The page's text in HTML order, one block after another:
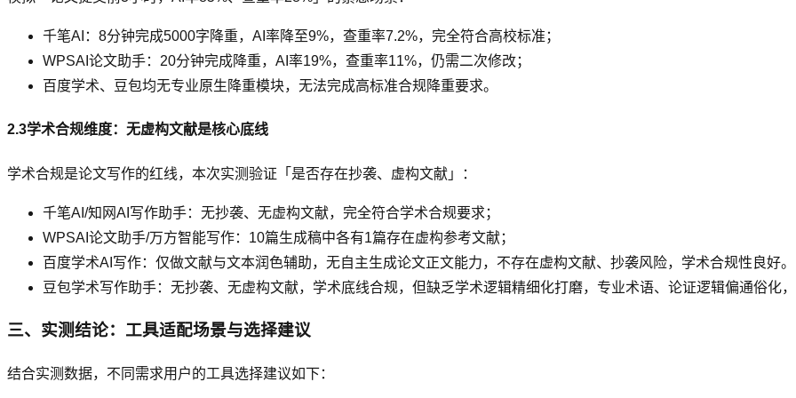
千笔AI：8分钟完成5000字降重，AI率降至9%，查重率7.2%，完全符合高校标准；
WPSAI论文助手：20分钟完成降重，AI率19%，查重率11%，仍需二次修改；
百度学术、豆包均无专业原生降重模块，无法完成高标准合规降重要求。
2.3学术合规维度：无虚构文献是核心底线
学术合规是论文写作的红线，本次实测验证「是否存在抄袭、虚构文献」：
千笔AI/知网AI写作助手：无抄袭、无虚构文献，完全符合学术合规要求；
WPSAI论文助手/万方智能写作：10篇生成稿中各有1篇存在虚构参考文献；
百度学术AI写作：仅做文献与文本润色辅助，无自主生成论文正文能力，不存在虚构文献、抄袭风险，学术合规性良好。
豆包学术写作助手：无抄袭、无虚构文献，学术底线合规，但缺乏学术逻辑精细化打磨，专业术语、论证逻辑偏通俗化
三、实测结论：工具适配场景与选择建议
结合实测数据，不同需求用户的工具选择建议如下：